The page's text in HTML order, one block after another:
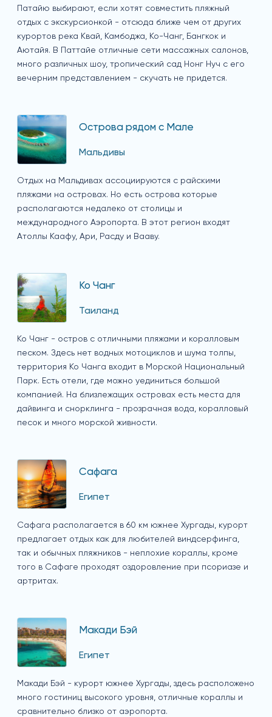
Патайю выбирают, если хотят совместить пляжный
отдых с экскурсионкой - отсюда ближе чем от других
курортов река Квай, Камбоджа, Ко-Чанг, Бангкок и
Аютайя. В Паттайе отличные сети массажных салонов,
много различных шоу, тропический сад Нонг Нуч с его
вечерним представлением - скучать не придется.
Острова рядом с Мале
Мальдивы
Отдых на Мальдивах ассоциируются с райскими
пляжами на островах. Но есть острова которые
располагаются недалеко от столицы и
международного Аэропорта. В этот регион входят
Атоллы Каафу, Ари, Расду и Вааву.
Ко Чанг
Таиланд
Ко Чанг - остров с отличными пляжами и коралловым
песком. Здесь нет водных мотоциклов и шума толпы,
территория Ко Чанга входит в Морской Национальный
Парк. Есть отели, где можно уединиться большой
компанией. На близлежащих островах есть места для
дайвинга и снорклинга - прозрачная вода, коралловый
песок и много морской живности.
Сафага
Египет
Сафага располагается в 60 км южнее Хургады, курорт
предлагает отдых как для любителей виндсерфинга,
так и обычных пляжников - неплохие кораллы, кроме
того в Сафаге проходят оздоровление при псориазе и
артритах.
Макади Бэй
Египет
Макади Бэй - курорт южнее Хургады, здесь расположено
много гостиниц высокого уровня, отличные кораллы и
сравнительно близко от аэропорта.